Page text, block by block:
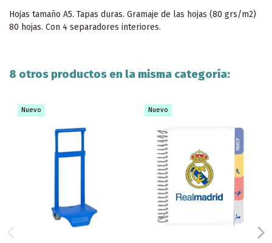
Hojas tamaño A5. Tapas duras. Gramaje de las hojas (80 grs/m2)
80 hojas. Con 4 separadores interiores.
8 otros productos en la misma categoría:
Nuevo Nuevo